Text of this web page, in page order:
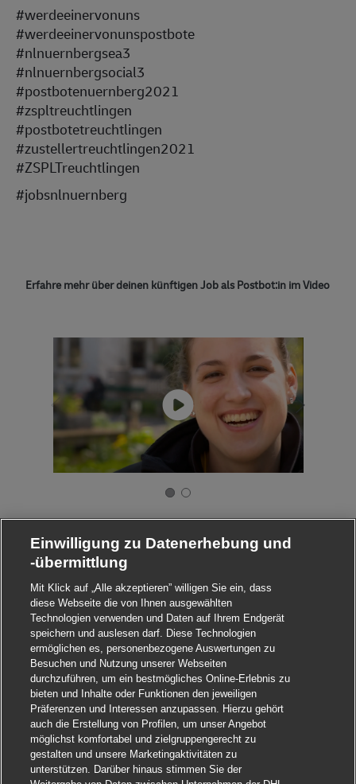
#werdeeinervonuns
#werdeeinervonunspostbote
#nlnuernbergsea3
#nlnuernbergsocial3
#postbotenuernberg2021
#zspltreuchtlingen
#postbotetreuchtlingen
#zustellertreuchtlingen2021
#ZSPLTreuchtlingen
#jobsnlnuernberg
Erfahre mehr über deinen künftigen Job als Postbot:in im Video
Einwilligung zu Datenerhebung und
-übermittlung
Mit Klick auf „Alle akzeptieren” willigen Sie ein, dass
diese Webseite die von Ihnen ausgewählten
Technologien verwenden und Daten auf Ihrem Endgerät
speichern und auslesen darf. Diese Technologien
ermöglichen es, personenbezogene Auswertungen zu
Besuchen und Nutzung unserer Webseiten
durchzuführen, um ein bestmögliches Online-Erlebnis zu
bieten und Inhalte oder Funktionen den jeweiligen
Präferenzen und Interessen anzupassen. Hierzu gehört
auch die Erstellung von Profilen, um unser Angebot
möglichst komfortabel und zielgruppengerecht zu
gestalten und unsere Marketingaktivitäten zu
unterstützen. Darüber hinaus stimmen Sie der